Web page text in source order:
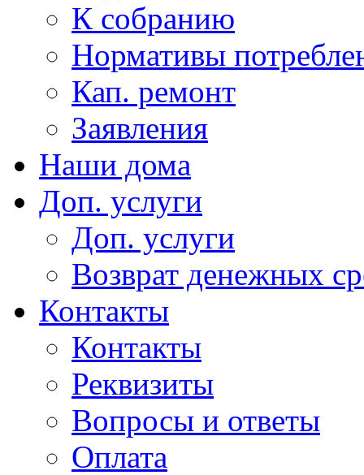
К собранию
Нормативы
Кап. ремонт
Заявления
Наши дома
Доп. услуги
Доп. услуги
Возврат денежных
Контакты
Контакты
Реквизиты
Вопросы и ответы
Оплата